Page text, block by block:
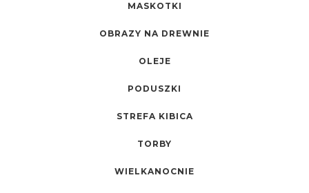
MASKOTKI
OBRAZY NA DREWNIE
OLEJE
PODUSZKI
STREFA KIBICA
TORBY
WIELKANOCNIE